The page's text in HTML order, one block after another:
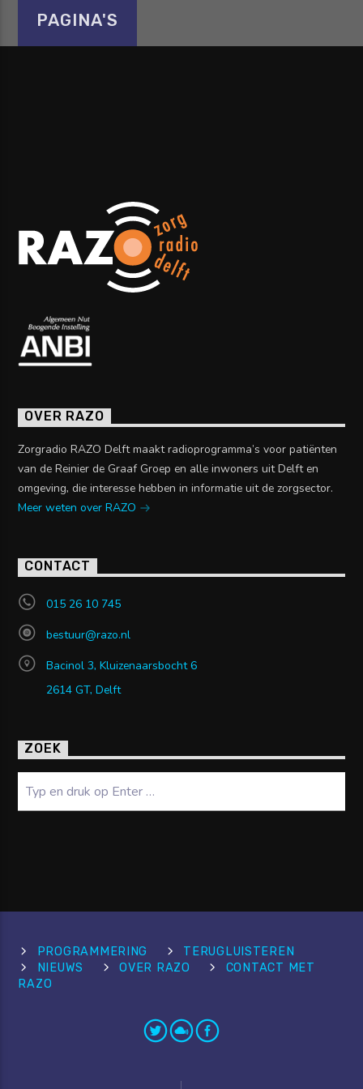
PAGINA'S
OVER RAZO
Zorgradio RAZO Delft maakt radioprogramma’s voor patiënten
van de Reinier de Graaf Groep en alle inwoners uit Delft en
omgeving, die interesse hebben in informatie uit de zorgsector.
Meer weten over RAZO
CONTACT
015 26 10 745
bestuur@razo.nl
Bacinol 3, Kluizenaarsbocht 6
2614 GT, Delft
ZOEK
PROGRAMMERING
TERUGLUISTEREN
NIEUWS
OVER RAZO
CONTACT MET
RAZO